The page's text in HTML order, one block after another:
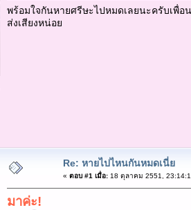
พร้อมใจกันหายศรีษะไปหมดเลยนะครับเพื่อ
ส่งเสียงหน่อย
Re: หายไปไหนกันหมดเนี่ย
« ตอบ #1 เมื่อ:18 ตุลาคม 2551,
มาค่ะ!